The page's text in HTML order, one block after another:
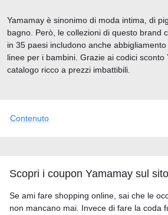
Contenuto
Scopri i coupon Yamamay sul
Se ami fare shopping online, sai che le
non mancano mai. Invece di fare la coda
Yamamay è sinonimo di moda intima, di
bagno. Però, le collezioni di questo brand
in 35 paesi includono anche
linee per i bambini. Grazie ai codici sconto
catalogo ricco a prezzi imbattibili.